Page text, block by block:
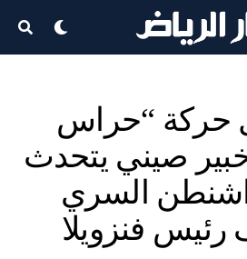
حركة “حراس
صيني يتحدث
السري
فنزويلا